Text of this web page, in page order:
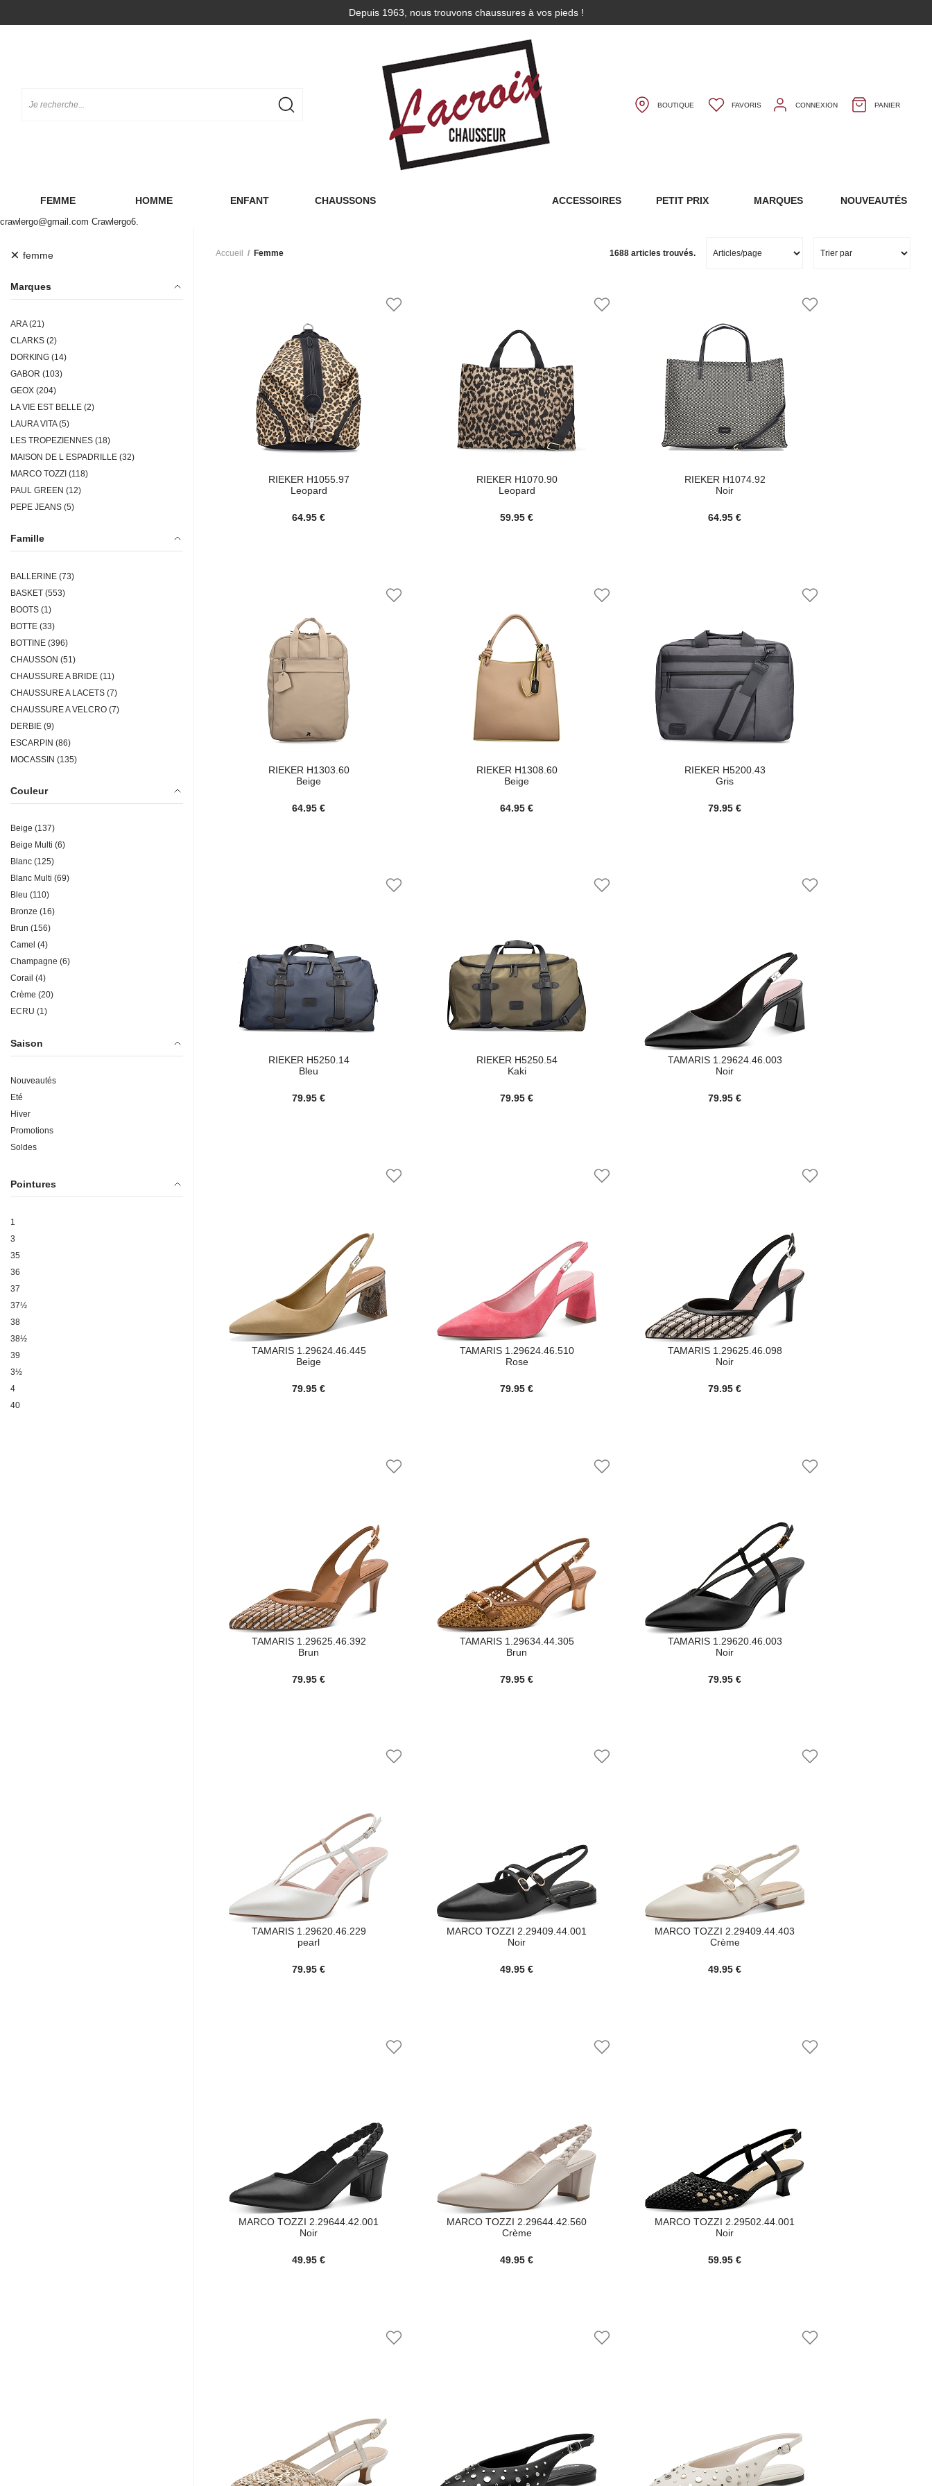
Depuis 1963, nous trouvons chaussures à vos pieds !
BOUTIQUE FAVORIS CONNEXION PANIER
FEMME HOMME ENFANT CHAUSSONS ACCESSOIRES PETIT PRIX MARQUES NOUVEAUTÉS
crawlergo@gmail.com Crawlergo6.
× femme
Marques
ARA (21)
CLARKS (2)
DORKING (14)
GABOR (103)
GEOX (204)
LA VIE EST BELLE (2)
LAURA VITA (5)
LES TROPEZIENNES (18)
MAISON DE L ESPADRILLE (32)
MARCO TOZZI (118)
PAUL GREEN (12)
PEPE JEANS (5)
REQINS (13)
ROHDE (26)
TAMARIS (387)
UNISA (2)
YOKONO (3)
Famille
BALLERINE (73)
BASKET (553)
BOOTS (1)
BOTTE (33)
BOTTINE (396)
CHAUSSON (51)
CHAUSSURE A BRIDE (11)
CHAUSSURE A LACETS (7)
CHAUSSURE A VELCRO (7)
DERBIE (9)
ESCARPIN (86)
MOCASSIN (135)
SAC (10)
SLIP ON (3)
TONG (5)
Couleur
Beige (137)
Beige Multi (6)
Blanc (125)
Blanc Multi (69)
Bleu (110)
Bronze (16)
Brun (156)
Camel (4)
Champagne (6)
Corail (4)
Crème (20)
ECRU (1)
Glitter (1)
Gris (52)
Grège (4)
Ivoire (16)
Jaune (15)
Jeans (1)
Multicolor (26)
Noir (585)
Noir multi (7)
Noir vernis (8)
Nude (5)
ORANGE MULTI (1)
Or (10)
Orange (3)
PISTACHE (1)
PRUNE (1)
Pewter (7)
Platine (2)
Platinum (9)
Saison
Nouveautés
Eté
Hiver
Promotions
Soldes
Pointures
1
3
35
36
37
37½
38
38½
39
3½
4
40
Accueil Femme 1688 articles trouvés.
RIEKER H1055.97
Leopard
64.95 €
RIEKER H1070.90
Leopard
59.95 €
RIEKER H1074.92
Noir
64.95 €
RIEKER H1303.60
Beige
64.95 €
RIEKER H1308.60
Beige
64.95 €
RIEKER H5200.43
Gris
79.95 €
RIEKER H5250.14
Bleu
79.95 €
RIEKER H5250.54
Kaki
79.95 €
TAMARIS 1.29624.46.003
Noir
79.95 €
TAMARIS 1.29624.46.445
Beige
79.95 €
TAMARIS 1.29624.46.510
Rose
79.95 €
TAMARIS 1.29625.46.098
Noir
79.95 €
TAMARIS 1.29625.46.392
Brun
79.95 €
TAMARIS 1.29634.44.305
Brun
79.95 €
TAMARIS 1.29620.46.003
Noir
79.95 €
TAMARIS 1.29620.46.229
pearl
79.95 €
MARCO TOZZI 2.29409.44.001
Noir
49.95 €
MARCO TOZZI 2.29409.44.403
Crème
49.95 €
MARCO TOZZI 2.29644.42.001
Noir
49.95 €
MARCO TOZZI 2.29644.42.560
Crème
49.95 €
MARCO TOZZI 2.29502.44.001
Noir
59.95 €